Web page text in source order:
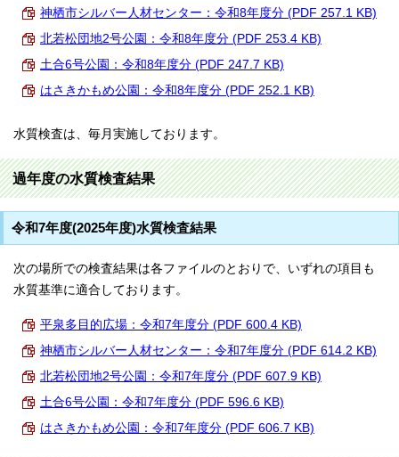
神栖市シルバー人材センター：令和8年度分 (PDF 257.1 KB)
北若松団地2号公園：令和8年度分 (PDF 253.4 KB)
土合6号公園：令和8年度分 (PDF 247.7 KB)
はさきかもめ公園：令和8年度分 (PDF 252.1 KB)
水質検査は、毎月実施しております。
過年度の水質検査結果
令和7年度(2025年度)水質検査結果
次の場所での検査結果は各ファイルのとおりで、いずれの項目も
水質基準に適合しております。
平泉多目的広場：令和7年度分 (PDF 600.4 KB)
神栖市シルバー人材センター：令和7年度分 (PDF 614.2 KB)
北若松団地2号公園：令和7年度分 (PDF 607.9 KB)
土合6号公園：令和7年度分 (PDF 596.6 KB)
はさきかもめ公園：令和7年度分 (PDF 606.7 KB)